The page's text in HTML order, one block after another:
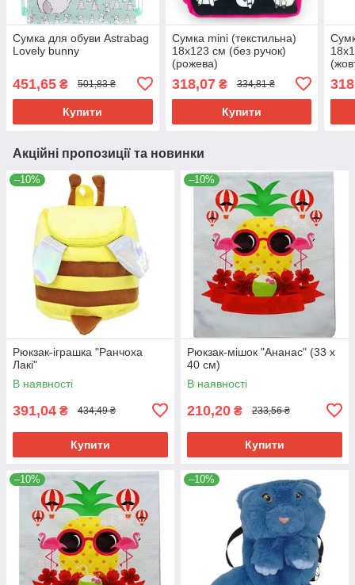
Сумка для обуви Astrabag
Lovely bunny
451,65 ₴ 501,83 ₴
Купити
Сумка mini (текстильна)
18х123 см (без ручок)
(рожева)
318,07₴ 334,81 ₴
Купити
Акційні пропозиції та новинки
–10%
Рюкзак-іграшка "Ранчоха
Лакі"
В наявності
391,04 ₴ 434,49 ₴
Купити
–10%
Рюкзак-мішок "Ананас" (33 х
40 см)
В наявності
210,20 ₴ 233,56 ₴
Купити
–10% –10%